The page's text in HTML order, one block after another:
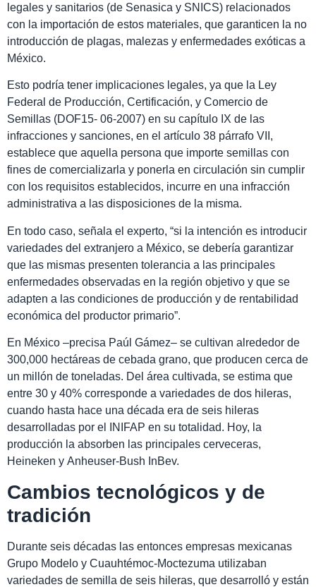
legales y sanitarios (de Senasica y SNICS) relacionados
con la importación de estos materiales, que garanticen la no
introducción de plagas, malezas y enfermedades exóticas a
México.
Esto podría tener implicaciones legales, ya que la Ley
Federal de Producción, Certificación, y Comercio de
Semillas (DOF15- 06-2007) en su capítulo IX de las
infracciones y sanciones, en el artículo 38 párrafo VII,
establece que aquella persona que importe semillas con
fines de comercializarla y ponerla en circulación sin cumplir
con los requisitos establecidos, incurre en una infracción
administrativa a las disposiciones de la misma.
En todo caso, señala el experto, “si la intención es introducir
variedades del extranjero a México, se debería garantizar
que las mismas presenten tolerancia a las principales
enfermedades observadas en la región objetivo y que se
adapten a las condiciones de producción y de rentabilidad
económica del productor primario”.
En México –precisa Paúl Gámez– se cultivan alrededor de
300,000 hectáreas de cebada grano, que producen cerca de
un millón de toneladas. Del área cultivada, se estima que
entre 30 y 40% corresponde a variedades de dos hileras,
cuando hasta hace una década era de seis hileras
desarrolladas por el INIFAP en su totalidad. Hoy, la
producción la absorben las principales cerveceras,
Heineken y Anheuser-Bush InBev.
Cambios tecnológicos y de
tradición
Durante seis décadas las entonces empresas mexicanas
Grupo Modelo y Cuauhtémoc-Moctezuma utilizaban
variedades de semilla de seis hileras, que desarrolló y están